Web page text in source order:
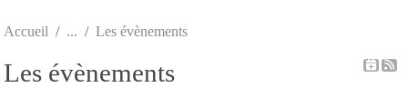
Accueil Les évènements
Les évènements